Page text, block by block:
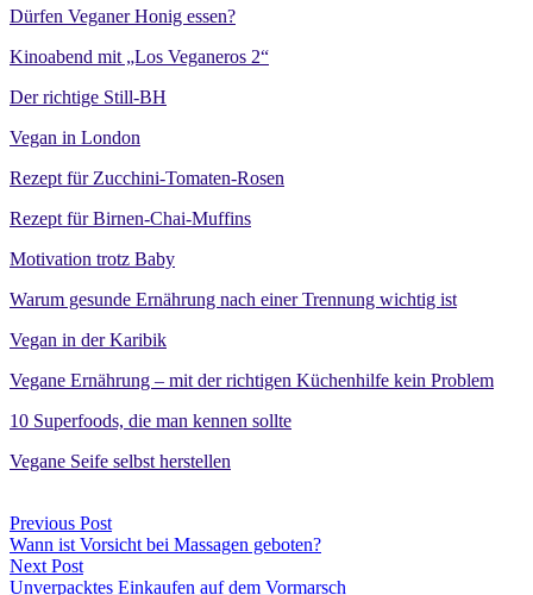
Dürfen Veganer Honig essen?
Kinoabend mit „Los Veganeros 2“
Der richtige Still-BH
Vegan in London
Rezept für Zucchini-Tomaten-Rosen
Rezept für Birnen-Chai-Muffins
Motivation trotz Baby
Warum gesunde Ernährung nach einer Trennung wichtig ist
Vegan in der Karibik
Vegane Ernährung – mit der richtigen Küchenhilfe kein Problem
10 Superfoods, die man kennen sollte
Vegane Seife selbst herstellen
Previous Post
Wann ist Vorsicht bei Massagen geboten?
Next Post
Unverpacktes Einkaufen auf dem Vormarsch